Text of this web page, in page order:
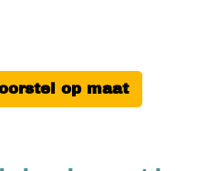
op maat